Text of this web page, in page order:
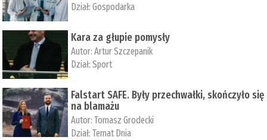
Dział:Gospodarka
Kara za głupie pomysły
Autor:Artur Szczepanik
Dział:Sport
Falstart SAFE. Były przechwałki, skończyło się
na blamażu
Autor:Tomasz Grodecki
Dział:Temat Dnia